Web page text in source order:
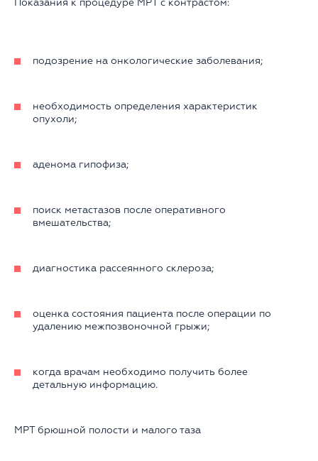
Показания к процедуре МРТ с контрастом:
подозрение на онкологические заболевания;
необходимость определения характеристик
опухоли;
аденома гипофиза;
поиск метастазов после оперативного
вмешательства;
диагностика рассеянного склероза;
оценка состояния пациента после операции по
удалению межпозвоночной грыжи;
когда врачам необходимо получить более
детальную информацию.
МРТ брюшной полости и малого таза